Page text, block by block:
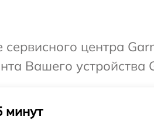
сервисного центра
Вашего устройства
минут